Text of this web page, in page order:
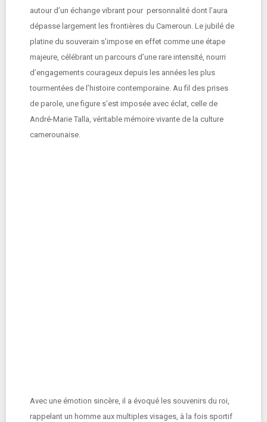
autour d’un échange vibrant pour personnalité dont l’aura
dépasse largement les frontières du Cameroun. Le jubilé de
platine du souverain s’impose en effet comme une étape
majeure, célébrant un parcours d’une rare intensité, nourri
d’engagements courageux depuis les années les plus
tourmentées de l’histoire contemporaine. Au fil des prises
de parole, une figure s’est imposée avec éclat, celle de
André-Marie Talla, véritable mémoire vivante de la culture
camerounaise.
Avec une émotion sincère, il a évoqué les souvenirs du roi,
rappelant un homme aux multiples visages, à la fois sportif